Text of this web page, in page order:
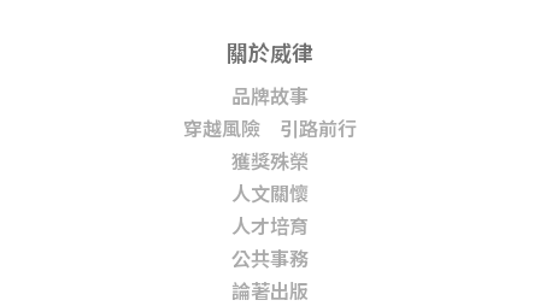
關於威律
品牌故事
穿越風險 引路前行
獲獎殊榮
人文關懷
人才培育
公共事務
論著出版